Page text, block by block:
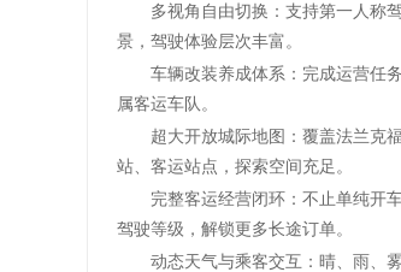
多视角自由切换：支持第一人称驾
景，驾驶体验层次丰富。
车辆改装养成体系：完成运营任务
属客运车队。
超大开放城际地图：覆盖法兰克福
站、客运站点，探索空间充足。
完整客运经营闭环：不止单纯开车
驾驶等级，解锁更多长途订单。
动态天气与乘客交互：晴、雨、雾